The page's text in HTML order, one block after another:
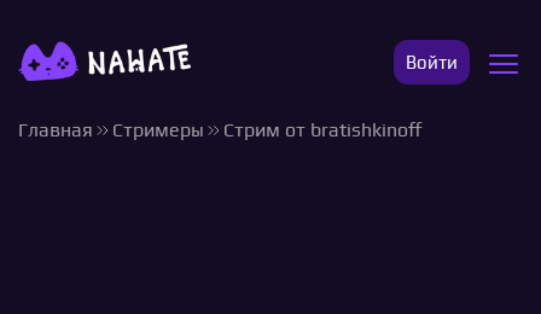
Войти
Главная Стримеры Стрим от bratishkinoff